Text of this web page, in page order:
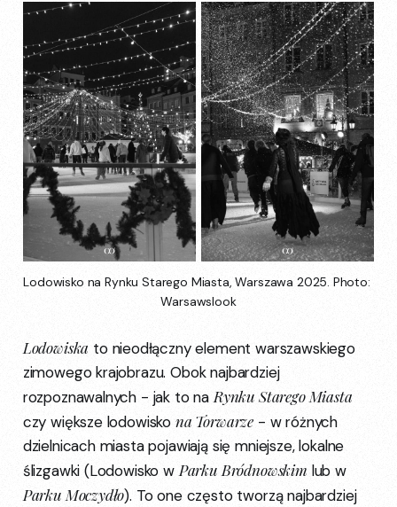
Lodowisko na Rynku Starego Miasta, Warszawa 2025. Photo:
Warsawslook
Lodowiska to nieodłączny element warszawskiego
zimowego krajobrazu. Obok najbardziej
rozpoznawalnych - jak to naRynku Starego Miasta
czy większe lodowisko na Torwarze - w różnych
dzielnicach miasta pojawiają się mniejsze, lokalne
ślizgawki (Lodowisko wParku Bródnowskim lub w
Parku Moczydło). To one często tworzą najbardziej